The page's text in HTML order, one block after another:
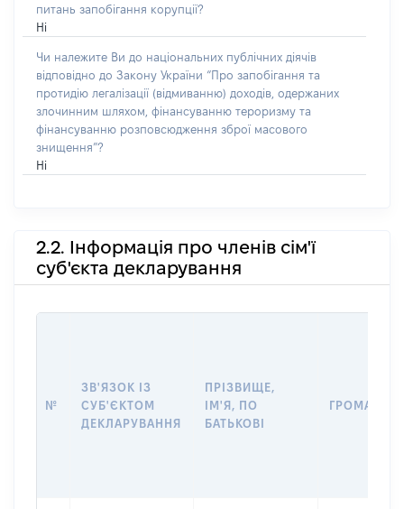
питань запобігання корупції?
Ні
Чи належите Ви до національних публічних діячів
відповідно до Закону України “Про запобігання та
протидію легалізації (відмиванню) доходів, одержаних
злочинним шляхом, фінансуванню тероризму та
фінансуванню розповсюдження зброї масового
знищення”?
Ні
2.2. Інформація про членів сім'ї
суб'єкта декларування
№
ЗВ'ЯЗОК ІЗ
СУБ'ЄКТОМ
ДЕКЛАРУВАННЯ
ПРІЗВИЩЕ,
ІМ'Я, ПО
БАТЬКОВІ